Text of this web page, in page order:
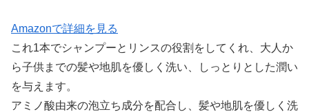
Amazonで詳細を見る
これ1本でシャンプーとリンスの役割をしてくれ、大人か
ら子供までの髪や地肌を優しく洗い、しっとりとした潤い
を与えます。
アミノ酸由来の泡立ち成分を配合し、髪や地肌を優しく洗